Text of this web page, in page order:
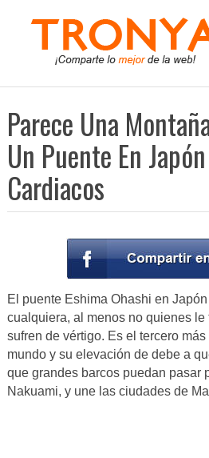
Parece Una
Un Puente En
Cardiacos
El puente Eshima Ohashi en
cualquiera, al menos no quienes le
sufren de vértigo. Es el tercero
mundo y su elevación de debe a
que grandes barcos puedan pasar
Nakuami, y une las ciudades de